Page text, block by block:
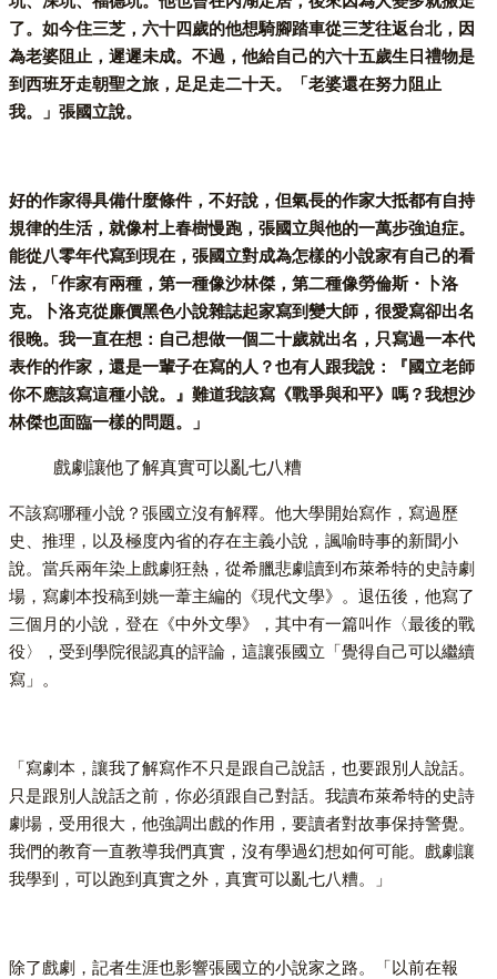
了。如今住三芝，六十四歲的他想騎腳踏車從三芝往返台北，因
為老婆阻止，遲遲未成。不過，他給自己的六十五歲生日禮物是
到西班牙走朝聖之旅，足足走二十天。「老婆還在努力阻止
我。」張國立說。
好的作家得具備什麼條件，不好說，但氣長的作家大抵都有自持
規律的生活，就像村上春樹慢跑，張國立與他的一萬步強迫症。
能從八零年代寫到現在，張國立對成為怎樣的小說家有自己的看
法，「作家有兩種，第一種像沙林傑，第二種像勞倫斯・卜洛
克。卜洛克從廉價黑色小說雜誌起家寫到變大師，很愛寫卻出名
很晚。我一直在想：自己想做一個二十歲就出名，只寫過一本代
表作的作家，還是一輩子在寫的人？也有人跟我說：『國立老師
你不應該寫這種小說。』難道我該寫《戰爭與和平》嗎？我想沙
林傑也面臨一樣的問題。」
戲劇讓他了解真實可以亂七八糟
不該寫哪種小說？張國立沒有解釋。他大學開始寫作，寫過歷
史、推理，以及極度內省的存在主義小說，諷喻時事的新聞小
說。當兵兩年染上戲劇狂熱，從希臘悲劇讀到布萊希特的史詩劇
場，寫劇本投稿到姚一葦主編的《現代文學》。退伍後，他寫了
三個月的小說，登在《中外文學》，其中有一篇叫作〈最後的戰
役〉，受到學院很認真的評論，這讓張國立「覺得自己可以繼續
寫」。
「寫劇本，讓我了解寫作不只是跟自己說話，也要跟別人說話。
只是跟別人說話之前，你必須跟自己對話。我讀布萊希特的史詩
劇場，受用很大，他強調出戲的作用，要讀者對故事保持警覺。
我們的教育一直教導我們真實，沒有學過幻想如何可能。戲劇讓
我學到，可以跑到真實之外，真實可以亂七八糟。」
除了戲劇，記者生涯也影響張國立的小說家之路。「以前在報